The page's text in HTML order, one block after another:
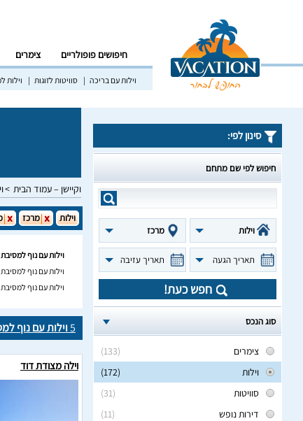
חיפושים פופולריים צימרים
וילות עם בריכה סוויטות לזוגות וילות
וקיישן – עמוד הבית
סינון לפי:
חיפוש לפי שם מתחם
וילות מרכז
תאריך הגעה תאריך עזיבה
חפש כעת!
סוג הנכס
(133)
צימרים
(172)
וילות
(31)
סוויטות
(11)
דירות נופש
וילות מרכז
וילות עם נוף
וילות עם נוף
וילות עם נוף
5וילות עם נוף
וילה מצודת דוד